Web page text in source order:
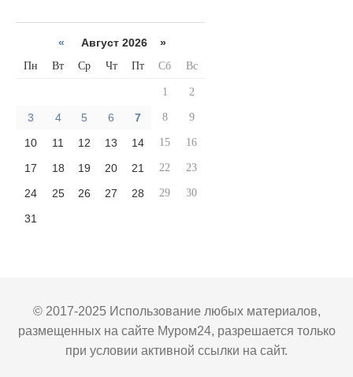
« Август 2026 »
Пн Вт Ср Чт Пт Сб Вс
1 2
3 4 5 6 7 8 9
10 11 12 13 14 15 16
17 18 19 20 21 22 23
24 25 26 27 28 29 30
31
© 2017-2025 Использование любых материалов,
размещенных на сайте Муром24, разрешается только
при условии активной ссылки на сайт.